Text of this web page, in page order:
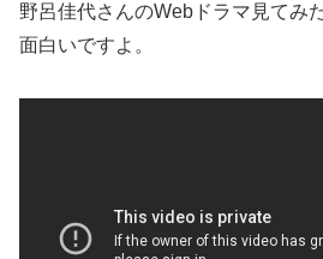
野呂佳代さんのWebドラマ見てみ
面白いですよ。